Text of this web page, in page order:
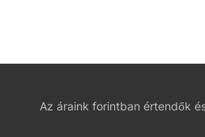
Az áraink forintban értendők